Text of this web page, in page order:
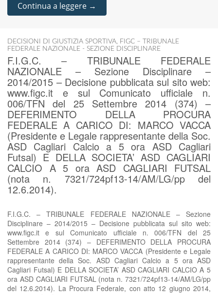
Continua a leggere →
DECISIONI DI GIUSTIZIA SPORTIVA, FIGC – TRIBUNALE
FEDERALE NAZIONALE - SEZIONE DISCIPLINARE
F.I.G.C. – TRIBUNALE FEDERALE
NAZIONALE – Sezione Disciplinare –
2014/2015 – Decisione pubblicata sul sito web:
www.figc.it e sul Comunicato ufficiale n.
006/TFN del 25 Settembre 2014 (374) –
DEFERIMENTO DELLA PROCURA
FEDERALE A CARICO DI: MARCO VACCA
(Presidente e Legale rappresentante della Soc.
ASD Cagliari Calcio a 5 ora ASD Cagliari
Futsal) E DELLA SOCIETA’ ASD CAGLIARI
CALCIO A 5 ora ASD CAGLIARI FUTSAL
(nota n. 7321/724pf13-14/AM/LG/pp del
12.6.2014).
F.I.G.C. – TRIBUNALE FEDERALE NAZIONALE – Sezione
Disciplinare – 2014/2015 – Decisione pubblicata sul sito web:
www.figc.it e sul Comunicato ufficiale n. 006/TFN del 25
Settembre 2014 (374) – DEFERIMENTO DELLA PROCURA
FEDERALE A CARICO DI: MARCO VACCA (Presidente e Legale
rappresentante della Soc. ASD Cagliari Calcio a 5 ora ASD
Cagliari Futsal) E DELLA SOCIETA’ ASD CAGLIARI CALCIO A 5
ora ASD CAGLIARI FUTSAL (nota n. 7321/724pf13-14/AM/LG/pp
del 12.6.2014). La Procura Federale, con atto 12 giugno 2014,